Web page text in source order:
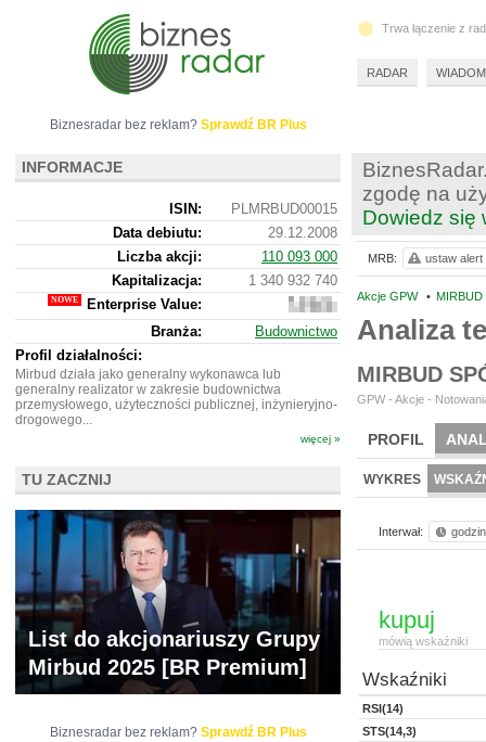
zgodę na
Dowiedz się
Akcje GPW • MIRBUD
Analiza
MIRBUD
GPW - Akcje -
PROFIL
WYCENA BR
WYKRES
Interwał:
kupuj
mówią wskaźniki
Wskaźniki
RSI(14)
STS(14,3)
MRB: ustaw alert
Biznesradar bez reklam? Sprawdź BR Plus
INFORMACJE
ISIN:
PLMRBUD00015
Data debiutu:
29.12.2008
Liczba akcji:
110 093 000
Kapitalizacja:
1 340 932 740
Enterprise Value:
1
705
940
Branża:
Budownictwo
Profil działalności:
Mirbud działa jako generalny wykonawca lub
generalny realizator w zakresie budownictwa
przemysłowego, użyteczności publicznej, inżynieryjno-
drogowego...
więcej »
TU ZACZNIJ
List do akcjonariuszy Grupy
Mirbud 2025 [BR Premium]
Biznesradar bez reklam? Sprawdź BR Plus
Trwa łączenie z
RADAR